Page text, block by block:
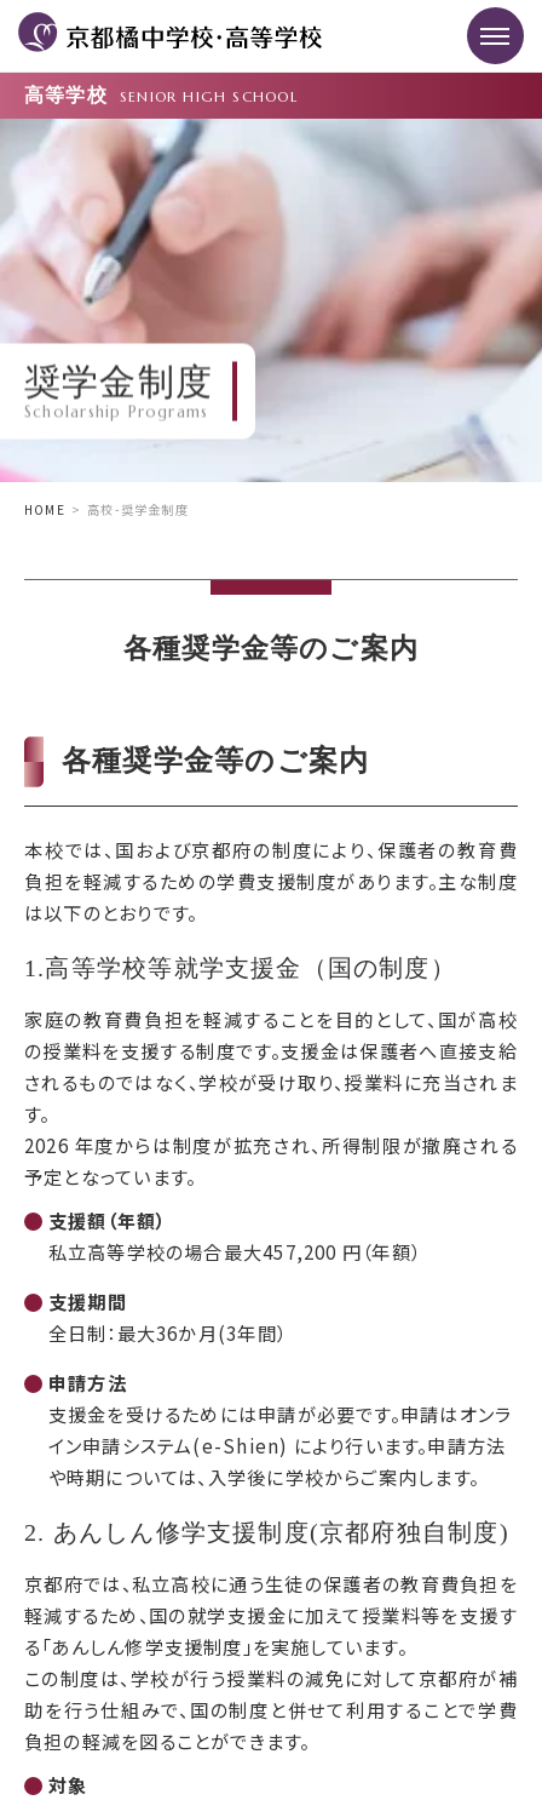
高等学校 SENIOR HIGH SCHOOL
奨学金制度
Scholarship Programs
HOME 高校-奨学金制度
各種奨学金等のご案内
各種奨学金等のご案内
本校では、国および京都府の制度により、保護者の教育費
負担を軽減するための学費支援制度があります。主な制度
は以下のとおりです。
1.高等学校等就学支援金（国の制度）
家庭の教育費負担を軽減することを目的として、国が高校
の授業料を支援する制度です。支援金は保護者へ直接支給
されるものではなく、学校が受け取り、授業料に充当されま
す。
2026 年度からは制度が拡充され、所得制限が撤廃される
予定となっています。
支援額（年額）
私立高等学校の場合最大457,200 円（年額）
支援期間
全日制：最大36か月(3年間）
申請方法
支援金を受けるためには申請が必要です。申請はオンラ
イン申請システム(e-Shien) により行います。申請方法
や時期については、入学後に学校からご案内します。
2. あんしん修学支援制度(京都府独自制度)
京都府では、私立高校に通う生徒の保護者の教育費負担を
軽減するため、国の就学支援金に加えて授業料等を支援す
る「あんしん修学支援制度」を実施しています。
この制度は、学校が行う授業料の減免に対して京都府が補
助を行う仕組みで、国の制度と併せて利用することで学費
負担の軽減を図ることができます。
対象